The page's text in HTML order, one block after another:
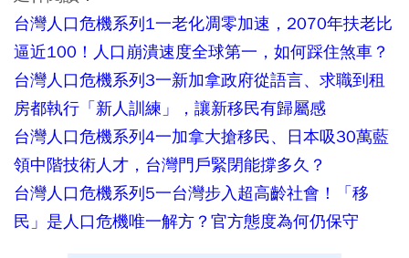
台灣人口危機系列1一老化凋零加速，2070年扶老比
逼近100！人口崩潰速度全球第一，如何踩住煞車？
台灣人口危機系列3一新加拿政府從語言、求職到租
房都執行「新人訓練」，讓新移民有歸屬感
台灣人口危機系列4一加拿大搶移民、日本吸30萬藍
領中階技術人才，台灣門戶緊閉能撐多久？
台灣人口危機系列5一台灣步入超高齡社會！「移
民」是人口危機唯一解方？官方態度為何仍保守